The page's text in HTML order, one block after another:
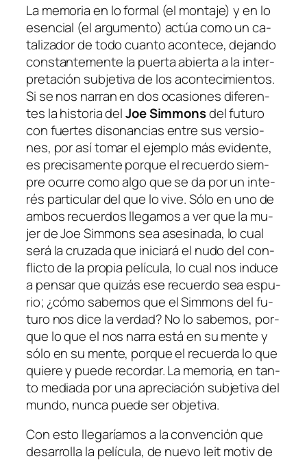
La me­mo­ria en lo for­mal (el mon­ta­je) y en lo
esen­cial (el ar­gu­men­to) ac­túa co­mo un ca­
ta­li­za­dor de to­do cuan­to acon­te­ce, de­jan­do
cons­tan­te­men­te la puer­ta abier­ta a la in­ter­
pre­ta­ción sub­je­ti­va de los acon­te­ci­mien­tos.
Si se nos na­rran en dos oca­sio­nes di­fe­ren­
tes la his­to­ria delJoe Simmonsdel fu­tu­ro
con fuer­tes di­so­nan­cias en­tre sus ver­sio­
nes, por así to­mar el ejem­plo más evi­den­te,
es pre­ci­sa­men­te por­que el re­cuer­do siem­
pre ocu­rre co­mo al­go que se da por un in­te­
rés par­ti­cu­lar del que lo vi­ve. Sólo en uno de
am­bos re­cuer­dos lle­ga­mos a ver que la mu­
jer de Joe Simmons sea ase­si­na­da, lo cual
se­rá la cru­za­da que ini­cia­rá el nu­do del con­
flic­to de la pro­pia pe­lí­cu­la, lo cual nos in­du­ce
a pen­sar que qui­zás ese re­cuer­do sea es­pu­
rio; ¿có­mo sa­be­mos que el Simmons del fu­
tu­ro nos di­ce la ver­dad? No lo sa­be­mos, por­
que lo que el nos na­rra es­tá en su men­te y
só­lo en su men­te, por­que el re­cuer­da lo que
quie­re y pue­de re­cor­dar. La me­mo­ria, en tan­
to me­dia­da por una apre­cia­ción sub­je­ti­va del
mun­do, nun­ca pue­de ser objetiva.
Con es­to lle­ga­ría­mos a la con­ven­ción que
de­sa­rro­lla la pe­lí­cu­la, de nue­vo leit mo­tivde